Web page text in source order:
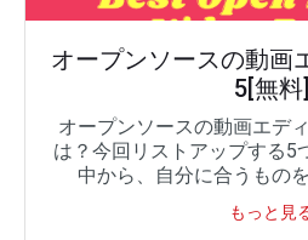
オープンソースの動画
5[無料]
オープンソースの動画エデ
は？今回リストアップする5
中から、自分に合うもの
もっと見